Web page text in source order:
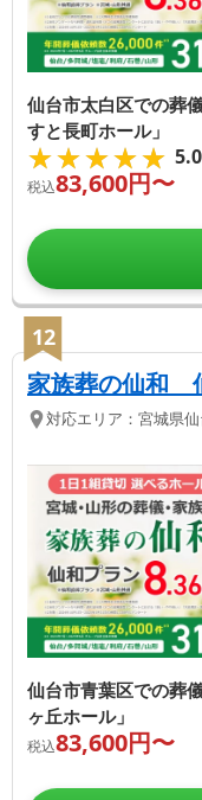
仙台市太白区での葬
すと長町ホール」
★★★★★
★★★★★
税込83,600円〜
12
家族葬の仙和
対応エリア： 宮城県
仙台市青葉区での葬
ヶ丘ホール」
税込83,600円〜